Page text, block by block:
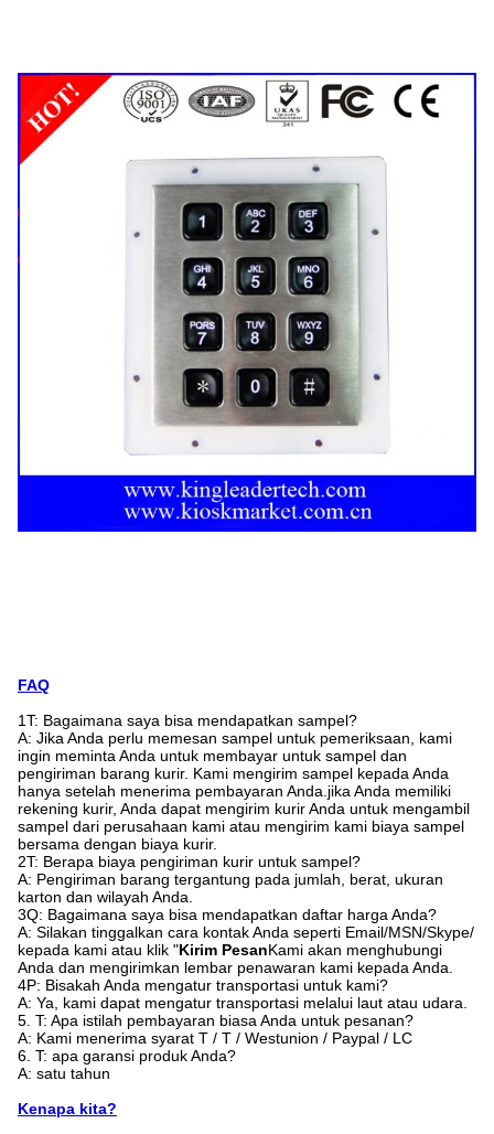
FAQ
1T: Bagaimana saya bisa mendapatkan sampel?
A: Jika Anda perlu memesan sampel untuk pemeriksaan, kami
ingin meminta Anda untuk membayar untuk sampel dan
pengiriman barang kurir. Kami mengirim sampel kepada Anda
hanya setelah menerima pembayaran Anda.jika Anda memiliki
rekening kurir, Anda dapat mengirim kurir Anda untuk mengambil
sampel dari perusahaan kami atau mengirim kami biaya sampel
bersama dengan biaya kurir.
2T: Berapa biaya pengiriman kurir untuk sampel?
A: Pengiriman barang tergantung pada jumlah, berat, ukuran
karton dan wilayah Anda.
3Q: Bagaimana saya bisa mendapatkan daftar harga Anda?
A: Silakan tinggalkan cara kontak Anda seperti Email/MSN/Skype/
kepada kami atau klik "Kirim PesanKami akan menghubungi
Anda dan mengirimkan lembar penawaran kami kepada Anda.
4P: Bisakah Anda mengatur transportasi untuk kami?
A: Ya, kami dapat mengatur transportasi melalui laut atau udara.
5. T: Apa istilah pembayaran biasa Anda untuk pesanan?
A: Kami menerima syarat T / T / Westunion / Paypal / LC
6. T: apa garansi produk Anda?
A: satu tahun
Kenapa kita?